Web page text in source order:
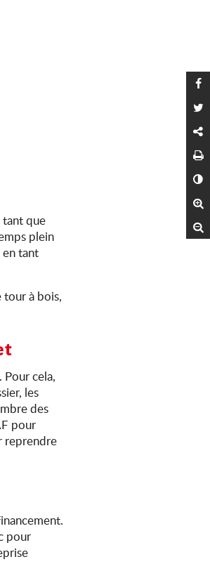
tant que
plein
en tant
tour à bois,
cela,
les
des
pour
reprendre
pour